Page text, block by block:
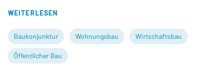
WEITERLESEN
Baukonjunktur Wohnungsbau Wirtschaftsbau
Öffentlicher Bau